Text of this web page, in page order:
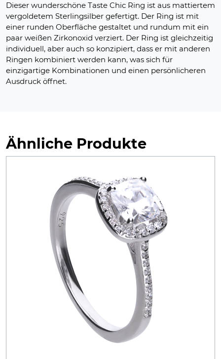
Dieser wunderschöne Taste Chic Ring ist aus mattiertem
vergoldetem Sterlingsilber gefertigt. Der Ring ist mit
einer runden Oberfläche gestaltet und rundum mit ein
paar weißen Zirkonoxid verziert. Der Ring ist gleichzeitig
individuell, aber auch so konzipiert, dass er mit anderen
Ringen kombiniert werden kann, was sich für
einzigartige Kombinationen und einen persönlicheren
Ausdruck öffnet.
Ähnliche Produkte